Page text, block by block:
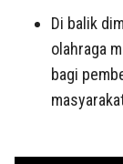
Di balik
olahraga
bagi